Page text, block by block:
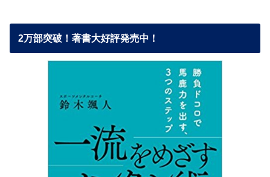
2万部突破！著書大好評発売中！